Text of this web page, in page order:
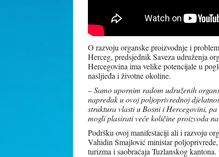
O razvoju organske proizvodnje i
Herceg, predsjednik Saveza udruženja
Hercegovina ima velike potencijale u
nasljieđa i životne okoline.
–Samo upornim radom udruženih
napredak u ovoj poljoprivrednoj
struktura vlasti u Bosni i Hercegovini,
mogli plasirati veće količine proizvoda
Podršku ovoj manifestaciji ali i razvoju
Vahidin Smajlović ministar
turizma i saobraćaja Tuzlanskog kantona.